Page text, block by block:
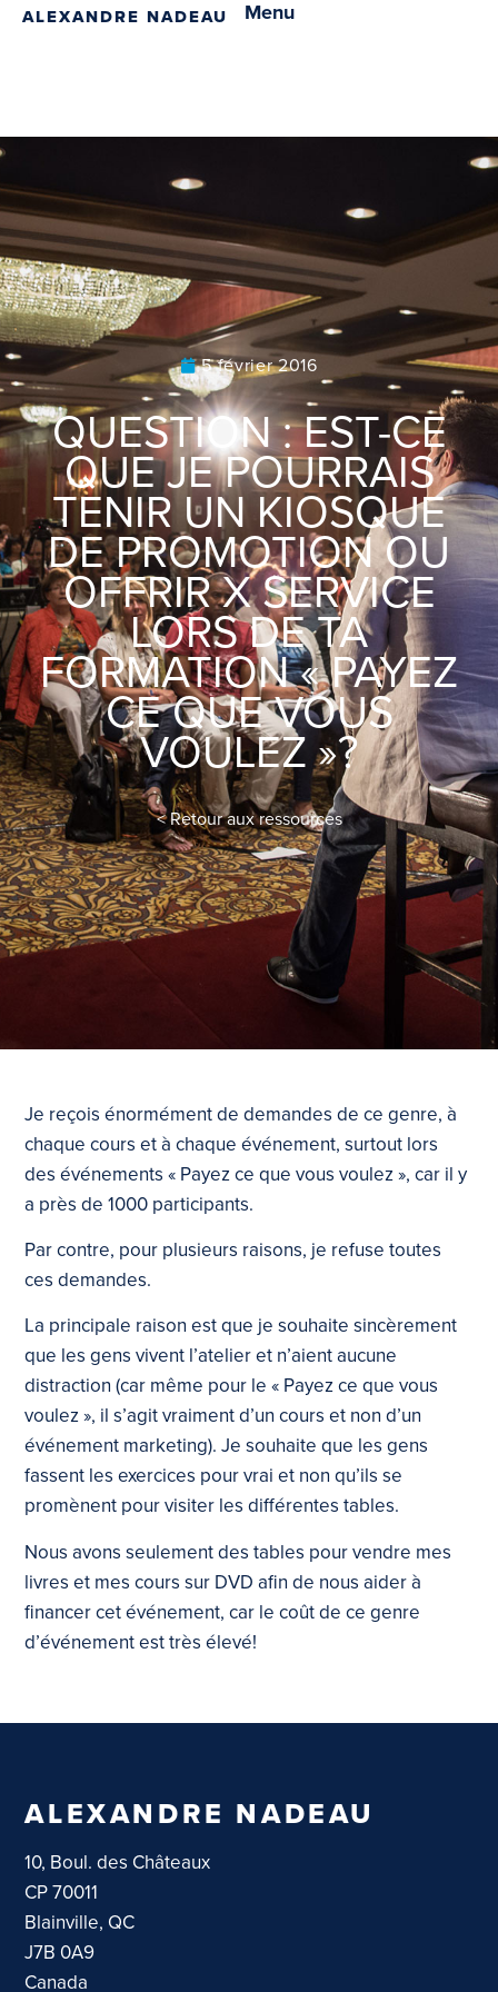
ALEXANDRE NADEAU Menu
5 février 2016
QUESTION : EST-CE
QUE JE POURRAIS
TENIR UN KIOSQUE
DE PROMOTION OU
OFFRIR X SERVICE
LORS DE TA
FORMATION « PAYEZ
CE QUE VOUS
VOULEZ »?
< Retour aux ressources
Je reçois énormément de demandes de ce genre, à
chaque cours et à chaque événement, surtout lors
des événements « Payez ce que vous voulez », car il y
a près de 1000 participants.
Par contre, pour plusieurs raisons, je refuse toutes
ces demandes.
La principale raison est que je souhaite sincèrement
que les gens vivent l’atelier et n’aient aucune
distraction (car même pour le « Payez ce que vous
voulez », il s’agit vraiment d’un cours et non d’un
événement marketing). Je souhaite que les gens
fassent les exercices pour vrai et non qu’ils se
promènent pour visiter les différentes tables.
Nous avons seulement des tables pour vendre mes
livres et mes cours sur DVD afin de nous aider à
financer cet événement, car le coût de ce genre
d’événement est très élevé!
ALEXANDRE NADEAU
10, Boul. des Châteaux
CP 70011
Blainville, QC
J7B 0A9
Canada